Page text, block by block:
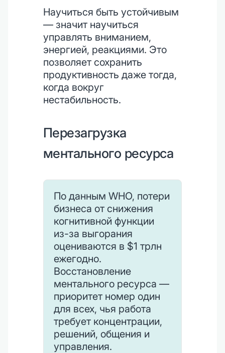
Научиться быть устойчивым
— значит научиться
управлять вниманием,
энергией, реакциями. Это
позволяет сохранить
продуктивность даже тогда,
когда вокруг
нестабильность.
Перезагрузка
ментального ресурса
По данным WHO, потери
бизнеса от снижения
когнитивной функции
из-за выгорания
оцениваются в $1 трлн
ежегодно.
Восстановление
ментального ресурса —
приоритет номер один
для всех, чья работа
требует концентрации,
решений, общения и
управления.